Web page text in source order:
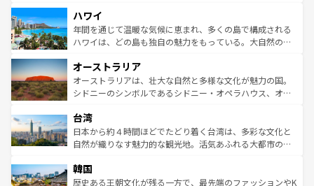
ば市内交通費無料で観光を楽しむこともできる。 なお、新
着のスイス情報はコンテンツ一覧 を参照してほしい。
のような巨大都市は、観光、ショッピング、エンターテイ
ンメントが詰まった刺激的なスポットだ。一方、アメリカ
西部には大自然が広がり、グランドキャニオンやイエロー
部のニューオーリンズでは、音楽と美食が融合した独特の
文化が魅力。旅行者はアメリカの各地域で異なる魅力を楽
しみながら、その多様性と豊かな歴史を感じることができ
ならではの贅沢な旅のスタイルだ。 なお、新着のアメリカ
情報はコンテンツ一覧を参照してほしい。
ハワイ
年間を通じて温暖な気候に恵まれ、多くの島で構成される
ハワイは、どの島も独自の魅力をもっている。大自然の神
ワイ島は見逃せない。また、定番の観光地といえばオアフ
島だが、静かな自然を求めるならマウイ島やカウアイ島が
おすすめ。エメラルドグリーンに輝く海をはじめ、豊かな
れるおもてなしの心で訪れる人々を迎えてくれるハワイの
人々、おいしいローカルフードやハワイアンミュージッ
ク、伝統的なフラダンスなど、すべてがハワイの魅力を彩
ワイを、存分に味わってほしい。 なお、新着のハワイ情報
はコンテンツ一覧を参照してほしい。
オーストラリア
オーストラリアは、壮大な自然と多様な文化が魅力の国。
シドニーのシンボルであるシドニー・オペラハウス、オー
リアリーフや大陸中央部にそびえるウルル（エアーズロッ
ク）、タスマニアの美しい原生林やケアンズの熱帯雨林な
ど、見どころがたくさん。また、カフェやワイン、オージ
いる。アクティビティも充実しており、サーフィンやダイ
ビング、ハイキングなど、アウトドア好きにはたまらな
台湾
日本から約４時間ほどでたどり着く台湾は、多彩な文化と
自然が織りなす魅力的な観光地。活気あふれる大都市の台
ン）、静ひつな山岳地帯である台湾東部など、都市の喧騒
と山間の静けさが共存しており、訪れる人に新しい発見と
韓国
歴史ある王朝文化が残る一方で、最先端のファッションやK